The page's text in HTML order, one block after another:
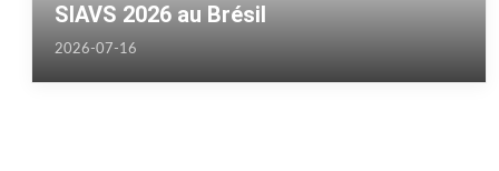
SIAVS 2026 au Brésil
2026-07-16